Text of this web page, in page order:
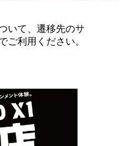
いて、遷移先のサ
ご利用ください。